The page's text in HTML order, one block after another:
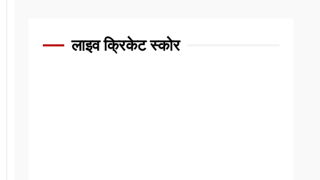
लाइव क्रिकेट स्कोर